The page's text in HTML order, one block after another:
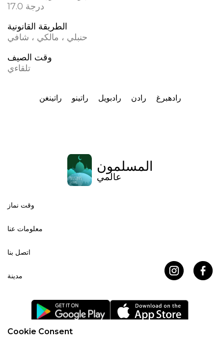
Cookie Consent
17.0 درجة
الطريقة القانونية
حنبلي ، مالكي ، شافي
وقت الصيف
تلقاءي
راتينغن راتينو رادبويل رادن رادهبرغ
المسلمون
عالمي
وقت نماز
معلومات عنا
اتصل بنا
مدينة